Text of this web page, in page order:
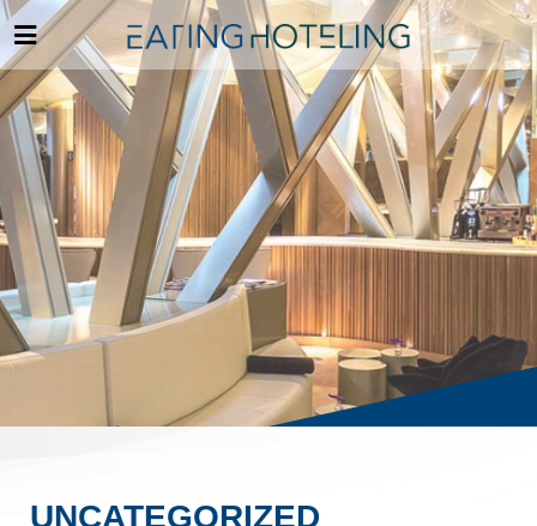
UNCATEGORIZED